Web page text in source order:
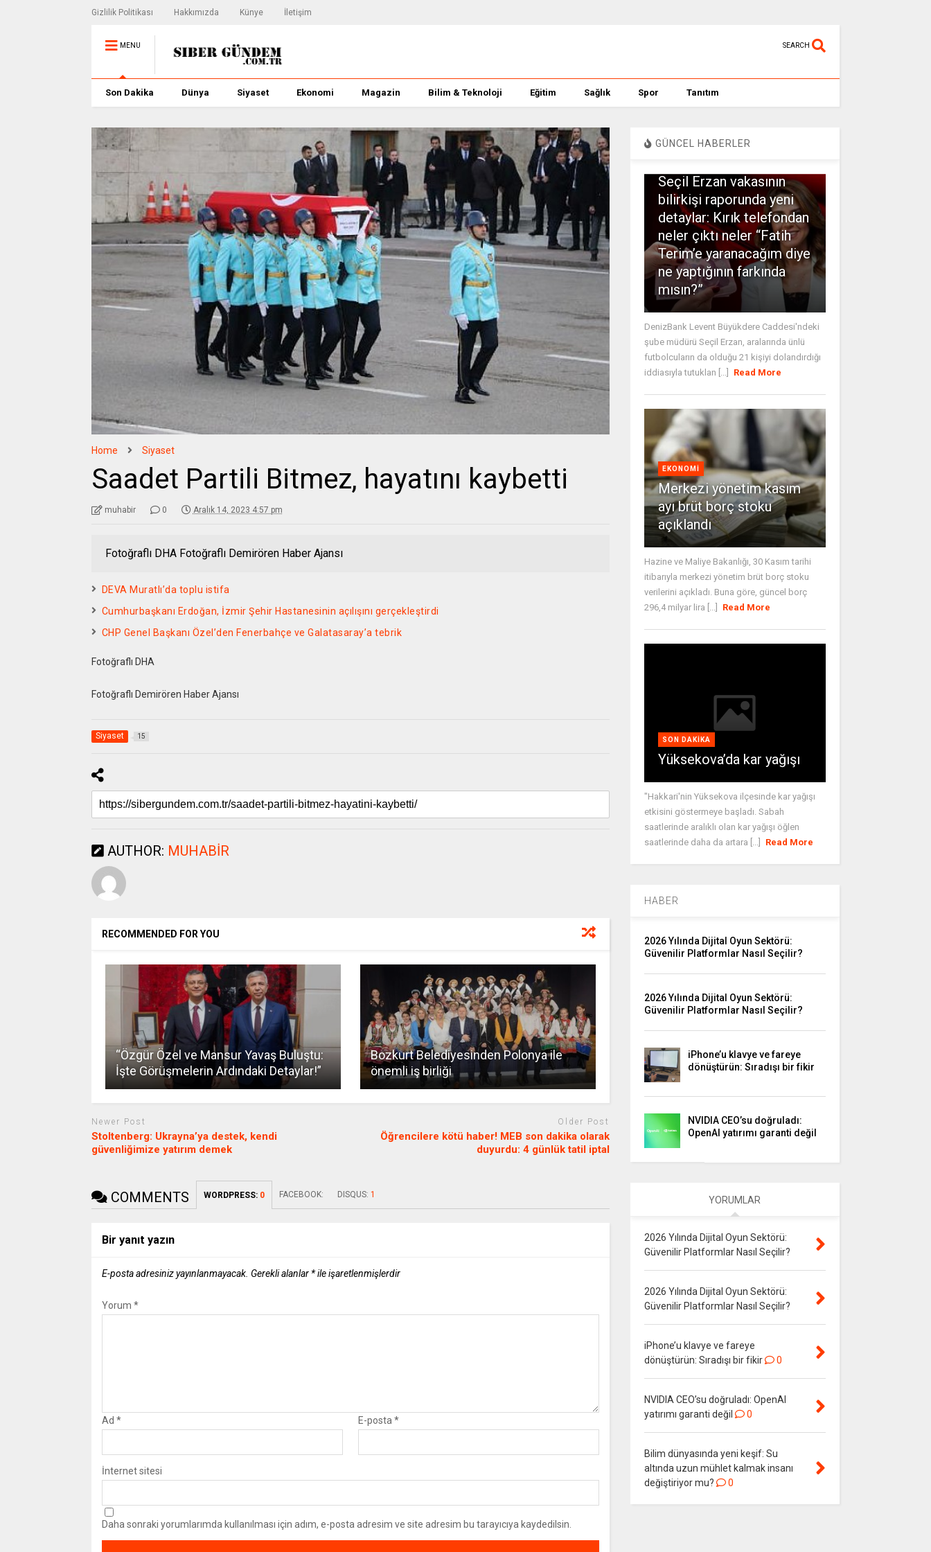
Gizlilik Politikası Hakkımızda Künye İletişim
MENU SEARCH
Son Dakika Dünya Siyaset Ekonomi Magazin Bilim & Teknoloji Eğitim Sağlık Spor Tanıtım
Home Siyaset
Saadet Partili Bitmez, hayatını kaybetti
muhabir 0 Aralık 14, 2023 4:57 pm
Fotoğraflı DHA Fotoğraflı Demirören Haber Ajansı
DEVA Muratlı’da toplu istifa
Cumhurbaşkanı Erdoğan, İzmir Şehir Hastanesinin açılışını gerçekleştirdi
CHP Genel Başkanı Özel’den Fenerbahçe ve Galatasaray’a tebrik
Fotoğraflı DHA
Fotoğraflı Demirören Haber Ajansı
Siyaset 15
AUTHOR: MUHABIR
RECOMMENDED FOR YOU
“Özgür Özel ve Mansur Yavaş Buluştu:
İşte Görüşmelerin Ardındaki Detaylar!”
Bozkurt Belediyesinden Polonya ile
önemli iş birliği
Newer Post
Stoltenberg: Ukrayna’ya destek, kendi
güvenliğimize yatırım demek
Older Post
Öğrencilere kötü haber! MEB son dakika olarak
duyurdu: 4 günlük tatil iptal
COMMENTS WORDPRESS: 0 FACEBOOK: DISQUS: 1
Bir yanıt yazın
E-posta adresiniz yayınlanmayacak. Gerekli alanlar *ile işaretlenmişlerdir
Yorum *
Ad * E-posta *
İnternet sitesi
Daha sonraki yorumlarımda kullanılması için adım, e-posta adresim ve site adresim bu tarayıcıya kaydedilsin.
GÜNCEL HABERLER
Seçil Erzan vakasının
bilirkişi raporunda yeni
detaylar: Kırık telefondan
neler çıktı neler “Fatih
Terim’e yaranacağım diye
ne yaptığının farkında
mısın?”
DenizBank Levent Büyükdere Caddesi'ndeki
şube müdürü Seçil Erzan, aralarında ünlü
futbolcuların da olduğu 21 kişiyi dolandırdığı
iddiasıyla tutuklan [...]
Read More
EKONOMI
Merkezi yönetim kasım
ayı brüt borç stoku
açıklandı
Hazine ve Maliye Bakanlığı, 30 Kasım tarihi
itibarıyla merkezi yönetim brüt borç stoku
verilerini açıkladı. Buna göre, güncel borç
296,4 milyar lira [...]
Read More
SON DAKIKA
Yüksekova’da kar yağışı
"Hakkari'nin Yüksekova ilçesinde kar yağışı
etkisini göstermeye başladı. Sabah
saatlerinde aralıklı olan kar yağışı öğlen
saatlerinde daha da artara [...]
Read More
HABER
2026 Yılında Dijital Oyun Sektörü:
Güvenilir Platformlar Nasıl Seçilir?
2026 Yılında Dijital Oyun Sektörü:
Güvenilir Platformlar Nasıl Seçilir?
iPhone’u klavye ve fareye
dönüştürün: Sıradışı bir fikir
NVIDIA CEO’su doğruladı:
OpenAI yatırımı garanti değil
YORUMLAR
2026 Yılında Dijital Oyun Sektörü:
Güvenilir Platformlar Nasıl Seçilir?
2026 Yılında Dijital Oyun Sektörü:
Güvenilir Platformlar Nasıl Seçilir?
iPhone’u klavye ve fareye
dönüştürün: Sıradışı bir fikir
0
NVIDIA CEO’su doğruladı: OpenAI
yatırımı garanti değil
0
Bilim dünyasında yeni keşif: Su
altında uzun mühlet kalmak insanı
değiştiriyor mu?
0